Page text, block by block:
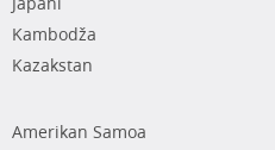
Kambodža
Kazakstan
Amerikan Samoa